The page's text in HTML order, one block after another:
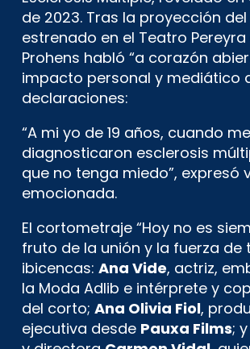
de 2023. Tras la proyección
estrenado en el Teatro
Prohens habló “a corazón
impacto personal y mediático
declaraciones:
“A mi yo de 19 años, cuando me
diagnosticaron esclerosis
que no tenga miedo”, expresó
emocionada.
El cortometraje “Hoy no es
fruto de la unión y la fuerza de
ibicencas: Ana Vide, actriz,
la Moda Adlib e intérprete y
del corto; Ana Olivia Fiol,
ejecutiva desde Pauxa Films;